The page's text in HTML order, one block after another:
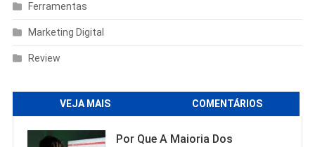
Ferramentas
Marketing Digital
Review
VEJA MAIS COMENTÁRIOS
Por Que A Maioria Dos